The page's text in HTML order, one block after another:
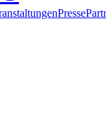
Presse